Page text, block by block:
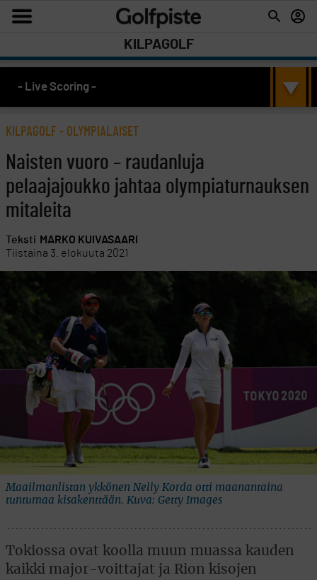
KILPAGOLF
- Live Scoring -
KILPAGOLF - OLYMPIALAISET
Naisten vuoro – raudanluja
pelaajajoukko jahtaa olympiaturnauksen
mitaleita
Teksti MARKO KUIVASAARI
Tiistaina 3. elokuuta 2021
Maailmanlistan ykkönen Nelly Korda otti maanantaina
tuntumaa kisakenttään. Kuva: Getty Images
Tokiossa ovat koolla muun muassa kauden
kaikki major-voittajat ja Rion kisojen